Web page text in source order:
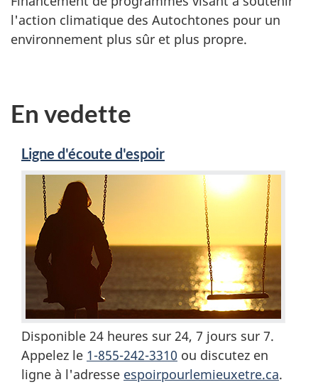
l'action climatique des Autochtones pour un
environnement plus sûr et plus propre.
En vedette
Ligne d'écoute d'espoir
Disponible 24 heures sur 24, 7 jours sur 7.
Appelez le 1-855-242-3310 ou discutez en
ligne à l'adresse espoirpourlemieuxetre.ca.